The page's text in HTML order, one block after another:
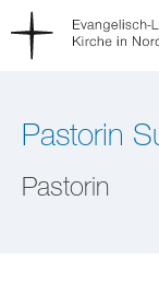
Pastorin
Pastorin